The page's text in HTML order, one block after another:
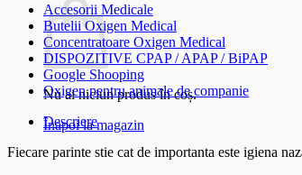
Nu ai niciun produs în coș.
Înapoi la magazin
Accesorii Medicale
Butelii Oxigen Medical
Concentratoare Oxigen Medical
DISPOZITIVE CPAP / APAP / BiPAP
Google Shooping
Oxigen pentru animale de companie
Descriere
Fiecare parinte stie cat de importanta este igiena